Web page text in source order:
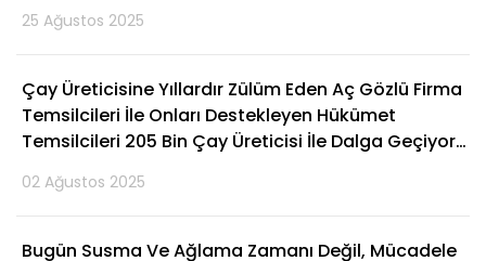
25 Ağustos 2025
Çay Üreticisine Yıllardır Zülüm Eden Aç Gözlü Firma
Temsilcileri İle Onları Destekleyen Hükümet
Temsilcileri 205 Bin Çay Üreticisi İle Dalga Geçiyor…
02 Ağustos 2025
Bugün Susma Ve Ağlama Zamanı Değil, Mücadele